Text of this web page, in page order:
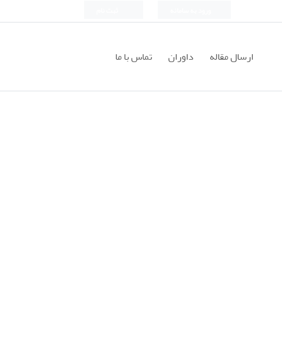
ارسال مقاله داوران تماس با ما